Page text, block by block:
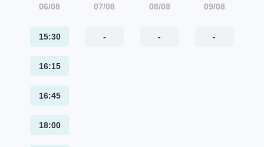
06/08
15:30
16:15
16:45
18:00
07/08
-
08/08
-
09/08
-